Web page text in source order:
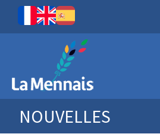
NOUVELLES